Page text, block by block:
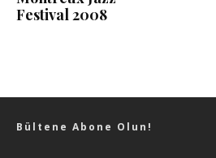
Festival 2008
Bültene Abone Olun!